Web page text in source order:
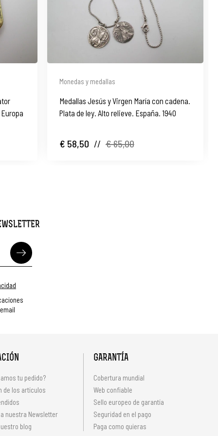
Monedas y medallas
Medallas Jesús y Virgen María con cadena.
Plata de ley. Alto relieve. España. 1940
€ 58,50 // € 65,00
tu pedido?
de los artículos
nuestra Newsletter
blog
GARANTÍA
Cobertura mundial
Web confiable
Sello europeo de garantía
Seguridad en el pago
Paga como quieras